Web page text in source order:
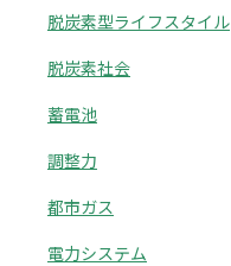
脱炭素型ライフスタイル
脱炭素社会
蓄電池
調整力
都市ガス
電力システム